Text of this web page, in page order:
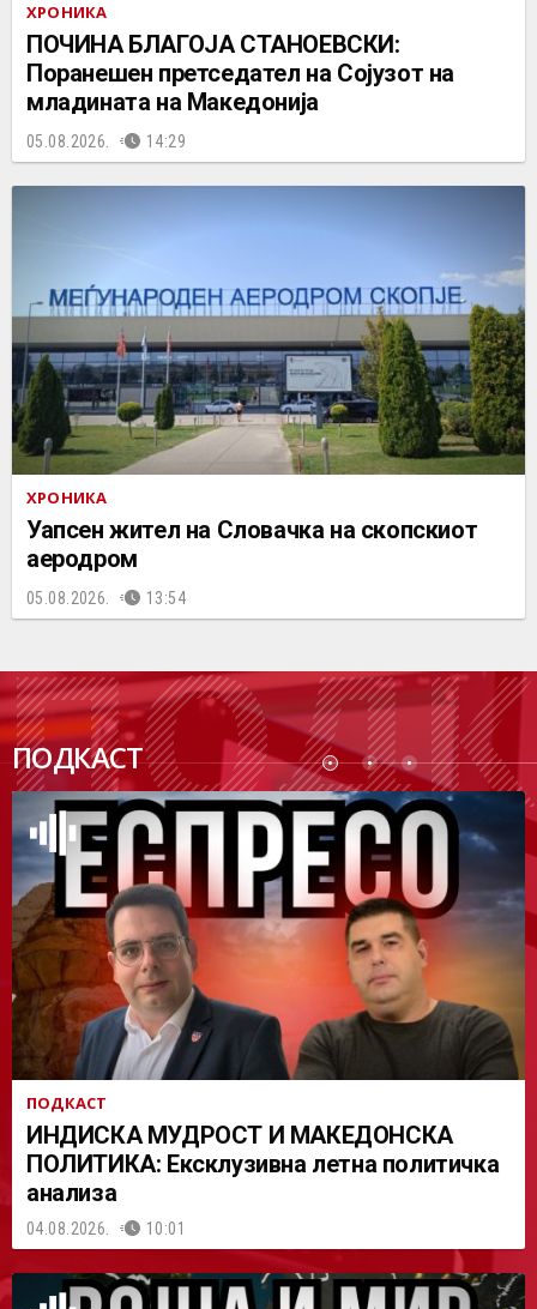
ХРОНИКА
ПОЧИНА БЛАГОЈА СТАНОЕВСКИ:
Поранешен претседател на Сојузот на
младината на Македонија
05.08.2026. 14:29
ХРОНИКА
Уапсен жител на Словачка на скопскиот
аеродром
05.08.2026. 13:54
ПОДКАСТ
ПОДК
АСТ
ПОДКАСТ
ИНДИСКА МУДРОСТ И МАКЕДОНСКА
ПОЛИТИКА: Ексклузивна летна политичка
анализа
04.08.2026. 10:01